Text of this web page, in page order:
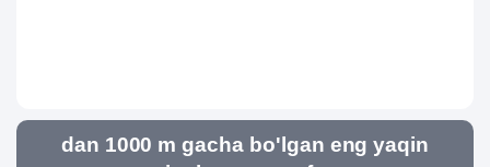
dan 1000 m gacha bo'lgan eng yaqin